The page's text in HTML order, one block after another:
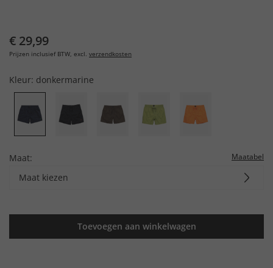
€ 29,99
Prijzen inclusief BTW, excl. verzendkosten
Kleur: donkermarine
Maat: Maatabel
Maat kiezen
Toevoegen aan winkelwagen